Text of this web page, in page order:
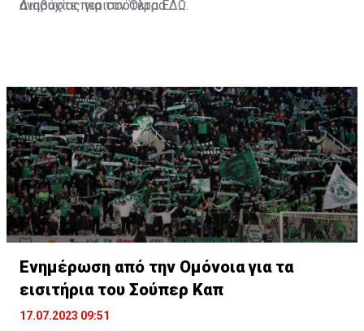
ανησυχίας για τον Όλτρα.
Διαβάστε περισσότεραΕΔΩ.
Ενημέρωση από την Ομόνοια για τα
εισιτήρια του Σούπερ Καπ
17.07.2023 09:51